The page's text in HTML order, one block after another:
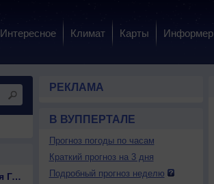
Интересное Климат Карты Информер
Погода на завтра в Вуппертале (Земля Северный Рейн-Вестфалия Германия)
РЕКЛАМА
В ВУППЕРТАЛЕ
Прогноз погоды по часам
Краткий прогноз на 3 дня
Подробный прогноз неделю